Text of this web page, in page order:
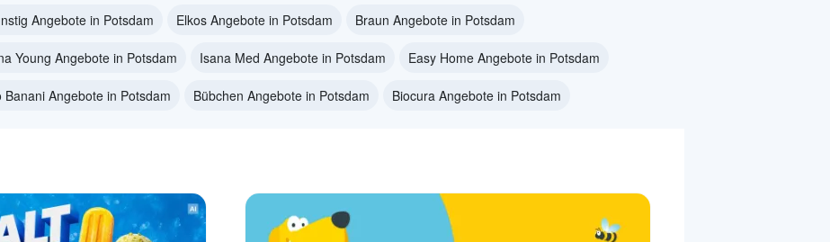
Angebote in Potsdam Elkos Angebote in Potsdam Braun Angebote in Potsdam
Young Angebote in Potsdam Isana Med Angebote in Potsdam Easy Home Angebote in Potsdam
Banani Angebote in Potsdam Bübchen Angebote in Potsdam Biocura Angebote in Potsdam